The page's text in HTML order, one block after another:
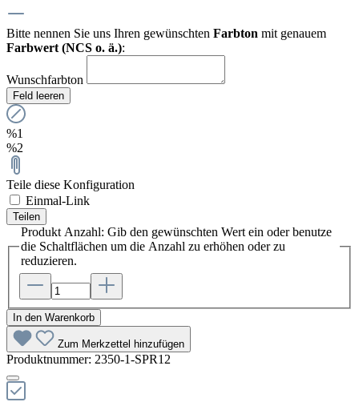
Bitte nennen Sie uns Ihren gewünschten Farbton mit genauem
Farbwert (NCS o. ä.):
Wunschfarbton
Feld leeren
%1
%2
Teile diese Konfiguration
Einmal-Link
Teilen
Produkt Anzahl: Gib den gewünschten Wert ein oder benutze
die Schaltflächen um die Anzahl zu erhöhen oder zu
reduzieren.
In den Warenkorb
Zum Merkzettel hinzufügen
Produktnummer: 2350-1-SPR12